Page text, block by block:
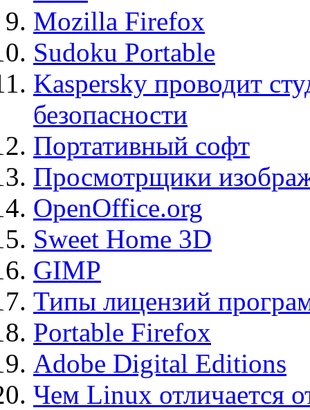
Mozilla Firefox
Sudoku Portable
Kaspersky проводит
безопасности
Портативный софт
Просмотрщики
OpenOffice.org
Sweet Home 3D
GIMP
Типы лицензий
Portable Firefox
Adobe Digital Editions
Чем Linux отличается